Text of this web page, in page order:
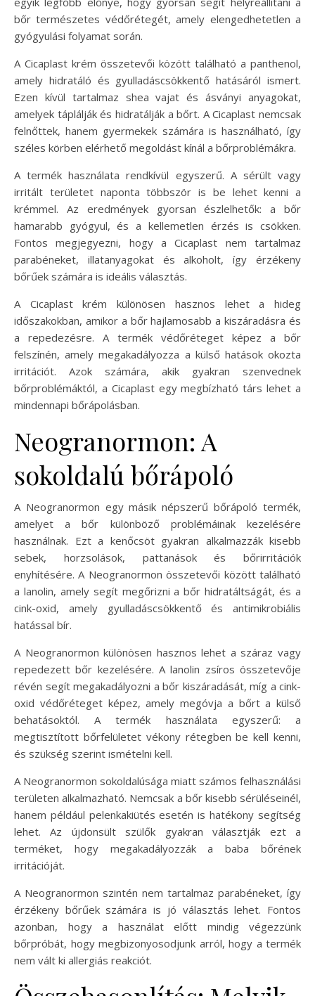
bőr természetes védőrétegét, amely elengedhetetlen a
gyógyulási folyamat során.
A Cicaplast krém összetevői között található a panthenol,
amely hidratáló és gyulladáscsökkentő hatásáról ismert.
Ezen kívül tartalmaz shea vajat és ásványi anyagokat,
amelyek táplálják és hidratálják a bőrt. A Cicaplast nemcsak
felnőttek, hanem gyermekek számára is használható, így
széles körben elérhető megoldást kínál a bőrproblémákra.
A termék használata rendkívül egyszerű. A sérült vagy
irritált területet naponta többször is be lehet kenni a
krémmel. Az eredmények gyorsan észlelhetők: a bőr
hamarabb gyógyul, és a kellemetlen érzés is csökken.
Fontos megjegyezni, hogy a Cicaplast nem tartalmaz
parabéneket, illatanyagokat és alkoholt, így érzékeny
bőrűek számára is ideális választás.
A Cicaplast krém különösen hasznos lehet a hideg
időszakokban, amikor a bőr hajlamosabb a kiszáradásra és
a repedezésre. A termék védőréteget képez a bőr
felszínén, amely megakadályozza a külső hatások okozta
irritációt. Azok számára, akik gyakran szenvednek
bőrproblémáktól, a Cicaplast egy megbízható társ lehet a
mindennapi bőrápolásban.
Neogranormon: A
sokoldalú bőrápoló
A Neogranormon egy másik népszerű bőrápoló termék,
amelyet a bőr különböző problémáinak kezelésére
használnak. Ezt a kenőcsöt gyakran alkalmazzák kisebb
sebek, horzsolások, pattanások és bőrirritációk
enyhítésére. A Neogranormon összetevői között található
a lanolin, amely segít megőrizni a bőr hidratáltságát, és a
cink-oxid, amely gyulladáscsökkentő és antimikrobiális
hatással bír.
A Neogranormon különösen hasznos lehet a száraz vagy
repedezett bőr kezelésére. A lanolin zsíros összetevője
révén segít megakadályozni a bőr kiszáradását, míg a cink-
oxid védőréteget képez, amely megóvja a bőrt a külső
behatásoktól. A termék használata egyszerű: a
megtisztított bőrfelületet vékony rétegben be kell kenni,
és szükség szerint ismételni kell.
A Neogranormon sokoldalúsága miatt számos felhasználási
területen alkalmazható. Nemcsak a bőr kisebb sérüléseinél,
hanem például pelenkakiütés esetén is hatékony segítség
lehet. Az újdonsült szülők gyakran választják ezt a
terméket, hogy megakadályozzák a baba bőrének
irritációját.
A Neogranormon szintén nem tartalmaz parabéneket, így
érzékeny bőrűek számára is jó választás lehet. Fontos
azonban, hogy a használat előtt mindig végezzünk
bőrpróbát, hogy megbizonyosodjunk arról, hogy a termék
nem vált ki allergiás reakciót.